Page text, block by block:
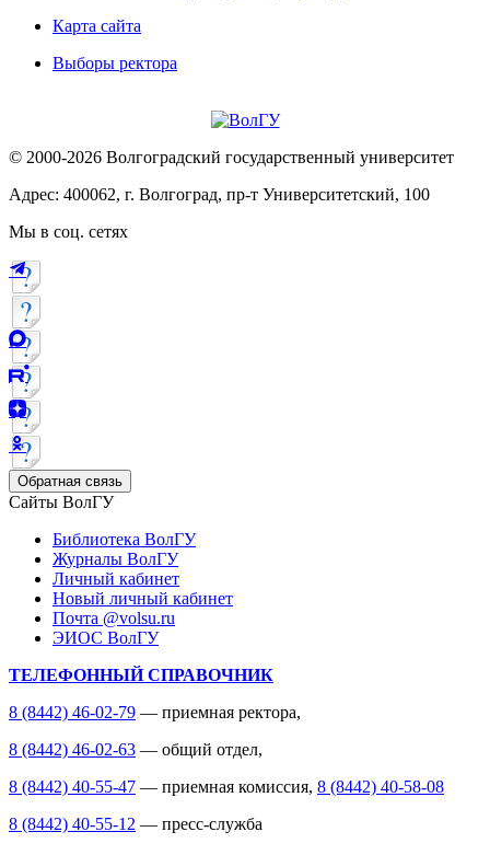
Карта сайта
Выборы ректора
© 2000-2026 Волгоградский государственный университет
Адрес: 400062, г. Волгоград, пр-т Университетский, 100
Мы в соц. сетях
Обратная связь
Сайты ВолГУ
Библиотека ВолГУ
Журналы ВолГУ
Личный кабинет
Новый личный кабинет
Почта @volsu.ru
ЭИОС ВолГУ
ТЕЛЕФОННЫЙ СПРАВОЧНИК
8 (8442) 46-02-79 — приемная ректора,
8 (8442) 46-02-63 — общий отдел,
8 (8442) 40-55-47 — приемная комиссия, 8 (8442) 40-58-08
8 (8442) 40-55-12 — пресс-служба